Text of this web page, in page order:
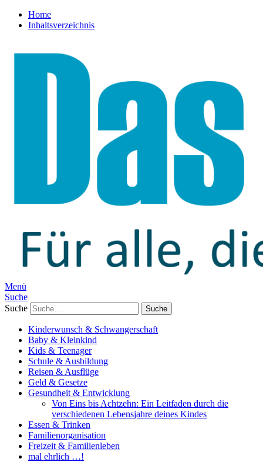
Home
Inhaltsverzeichnis
Menü
Suche
Suche
Kinderwunsch & Schwangerschaft
Baby & Kleinkind
Kids & Teenager
Schule & Ausbildung
Reisen & Ausflüge
Geld & Gesetze
Gesundheit & Entwicklung
Von Eins bis Achtzehn: Ein Leitfaden durch die
verschiedenen Lebensjahre deines Kindes
Essen & Trinken
Familienorganisation
Freizeit & Familienleben
mal ehrlich …!